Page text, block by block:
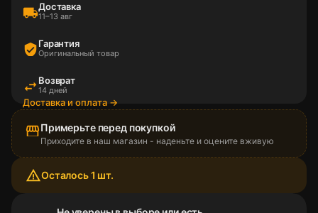
local_shippingДоставка
11–13 авг
verified_userГарантия
Оригинальный товар
swap_horiz Возврат
14 дней
Доставка и оплата →
storefrontПримерьте перед покупкой
Приходите в наш магазин - наденьте и оцените вживую
warning_amberОсталось 1 шт.